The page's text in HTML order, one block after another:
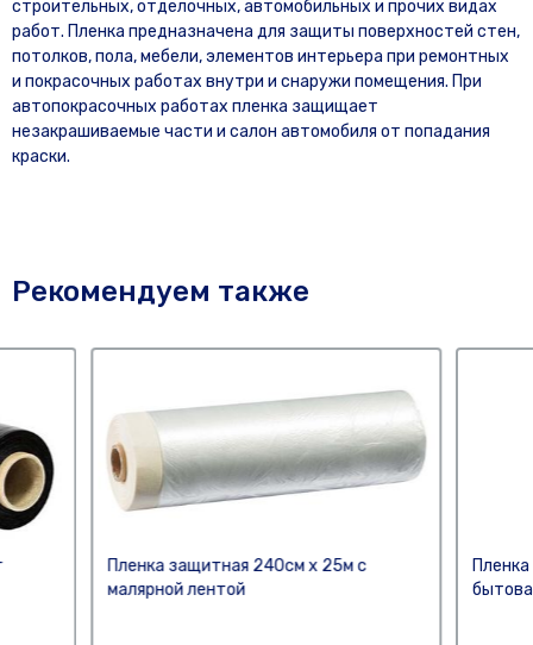
строительных, отделочных, автомобильных и прочих видах
работ. Пленка предназначена для защиты поверхностей стен,
потолков, пола, мебели, элементов интерьера при ремонтных
и покрасочных работах внутри и снаружи помещения. При
автопокрасочных работах пленка защищает
незакрашиваемые части и салон автомобиля от попадания
краски.
Рекомендуем также
Пленка защитная 240см х 25м с
малярной лентой